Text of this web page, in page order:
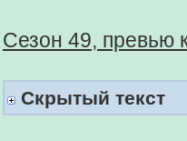
Сезон 49, превью
Скрытый текст